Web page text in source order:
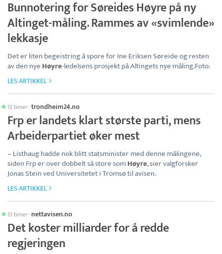
Bunnotering for Søreides Høyre på ny
Altinget-måling. Rammes av «svimlende»
lekkasje
Det er liten begeistring å spore for Ine Eriksen Søreide og resten
av den nye Høyre-ledelsens prosjekt på Altingets nye måling.Foto:
LES ARTIKKEL
13 timer·trondheim24.no
Frp er landets klart største parti, mens
Arbeiderpartiet øker mest
– Listhaug hadde nok blitt statsminister med denne målingene,
siden Frp er over dobbelt så store somHøyre, sier valgforsker
Jonas Stein ved Universitetet i Tromsø til avisen.
LES ARTIKKEL
13 timer· nettavisen.no
Det koster milliarder for å redde
regjeringen